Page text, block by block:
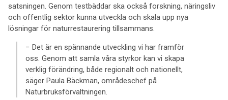
satsningen. Genom testbäddar ska också forskning, näringsliv
och offentlig sektor kunna utveckla och skala upp nya
lösningar för naturrestaurering tillsammans.
− Det är en spännande utveckling vi har framför
oss. Genom att samla våra styrkor kan vi skapa
verklig förändring, både regionalt och nationellt,
säger Paula Bäckman, områdeschef på
Naturbruksförvaltningen.